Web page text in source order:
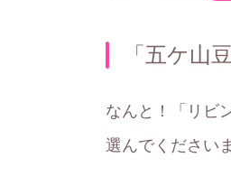
「五ケ山
ゴ
なんと！「リビ
選んでください